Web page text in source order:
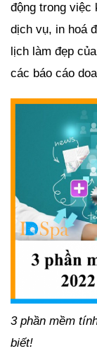
động trong việc
dịch vụ, in hoá
lịch làm đẹp
các báo cáo
3 phần mềm
biết!